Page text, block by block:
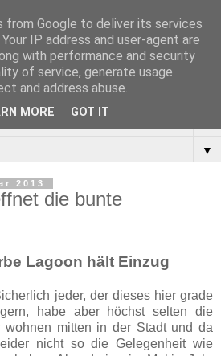
alles
▼
2013
die bunte
Lagoon hält Einzug
jeder, der dieses hier grade
habe aber höchst selten die
wohnen mitten in der Stadt und da
nicht so die Gelegenheit wie
from Google to deliver its services
IP address and user-agent are
with performance and security
of service, generate usage
and address abuse.
MORE GOT IT